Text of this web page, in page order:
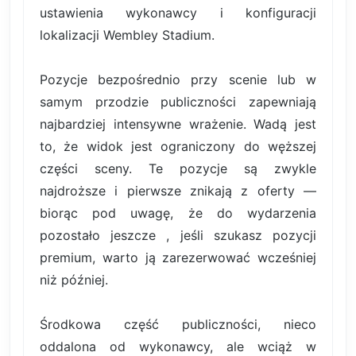
ustawienia wykonawcy i konfiguracji
lokalizacji Wembley Stadium.
Pozycje bezpośrednio przy scenie lub w
samym przodzie publiczności zapewniają
najbardziej intensywne wrażenie. Wadą jest
to, że widok jest ograniczony do węższej
części sceny. Te pozycje są zwykle
najdroższe i pierwsze znikają z oferty —
biorąc pod uwagę, że do wydarzenia
pozostało jeszcze , jeśli szukasz pozycji
premium, warto ją zarezerwować wcześniej
niż później.
Środkowa część publiczności, nieco
oddalona od wykonawcy, ale wciąż w